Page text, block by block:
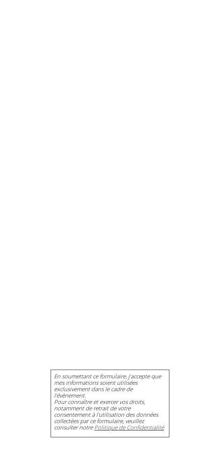
En soumettant ce formulaire, j’accepte que
mes informations soient utilisées
exclusivement dans le cadre de
l'évènement.
Pour connaître et exercer vos droits,
notamment de retrait de votre
consentement à l'utilisation des données
collectées par ce formulaire, veuillez
consulter notre Politique de Confidentialité